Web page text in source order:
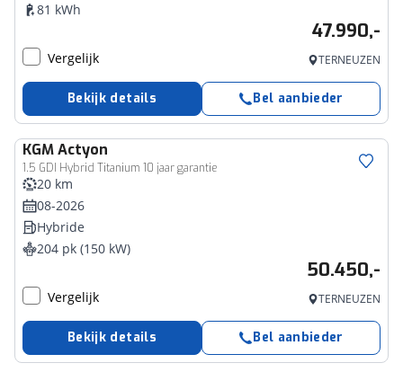
81 kWh
47.990,-
Vergelijk TERNEUZEN
Bekijk details Bel aanbieder
KGMActyon
1.5 GDI Hybrid Titanium 10 jaar garantie
20 km
08-2026
Hybride
204 pk (150 kW)
50.450,-
Vergelijk TERNEUZEN
Bekijk details Bel aanbieder